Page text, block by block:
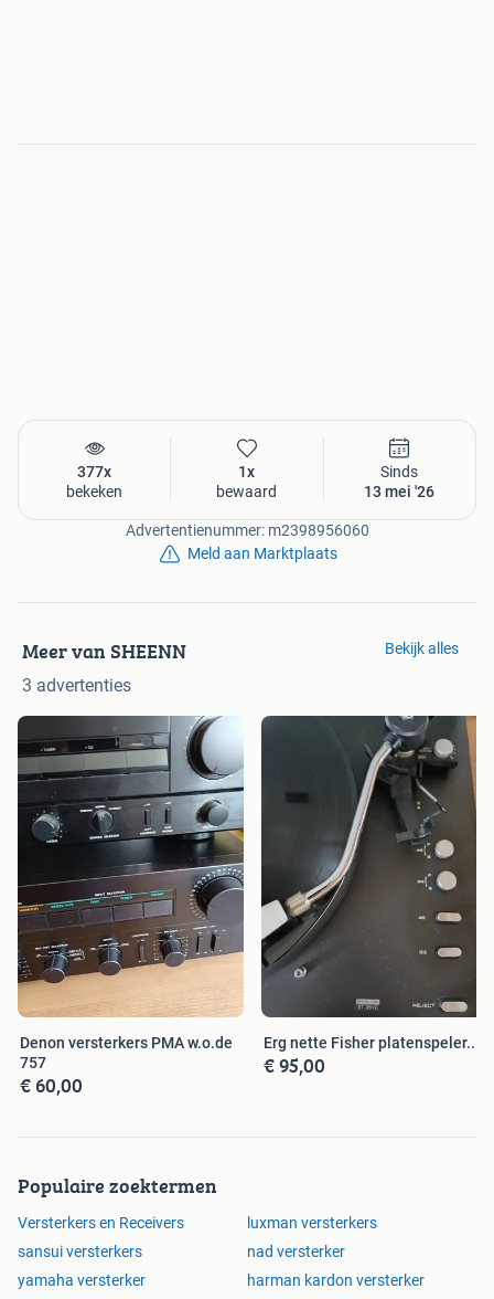
377x
bekeken
1x
bewaard
Sinds
13 mei '26
Advertentienummer: m2398956060
Meld aan Marktplaats
Meer van SHEENN
3 advertenties
Bekijk alles
Denon versterkers PMA w.o.de
757
€ 60,00
Erg nette Fisher platenspeler..
€ 95,00
Populaire zoektermen
Versterkers en Receivers
luxman versterkers
sansui versterkers
nad versterker
yamaha versterker
harman kardon versterker